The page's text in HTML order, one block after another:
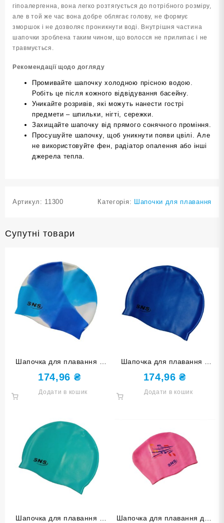
гіпоалергенна, вона легко розтягується до потрібного розміру,
але в той же час вона добре облягає голову, не формує
зморшок і не дозволяє проникнути воді. Внутрішня частина
шапочки зроблена таким чином, що волосся не прилипає і не
травмується.
Рекомендації щодо догляду
Промивайте шапочку холодною прісною водою.
Робіть це після кожного відвідування басейну.
Уникайте розривів, які можуть нанести гострі
предмети – шпильки, нігті, сережки.
Захищайте шапочку від прямого сонячного проміння.
Просушуйте шапочку, щоб уникнути появи цвілі. Але
не використовуйте фен, радіатор опалення або інші
джерела тепла.
Артикул: 11300 Категорія: Шапочки для плавання
Супутні товари
Шапочка для плавання у
футлярі SNS мультиколір
SC-Ц6
174,96 ₴
Додати в кошик
Шапочка для плавання у
футлярі SNS синя SC-С
174,96₴
Додати в кошик
Шапочка для плавання у Шапочка для плавання для